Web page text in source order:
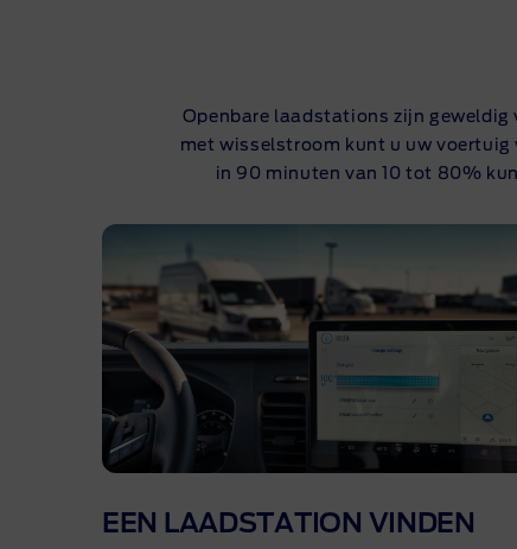
Openbare laadstations zijn geweldig
met wisselstroom kunt u uw
in 90 minuten van 10 tot 80%
EEN LAADSTATION VINDEN